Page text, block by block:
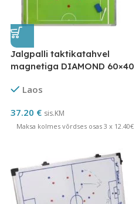
Jalgpalli taktikatahvel
magnetiga DIAMOND 60×40
Laos
37.20 € sis.KM
Maksa kolmes võrdses osas 3 x 12.40€